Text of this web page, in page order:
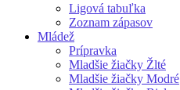
Ligová tabuľka
Zoznam zápasov
Mládež
Prípravka
Mladšie žiačky Žlté
Mladšie žiačky Modré